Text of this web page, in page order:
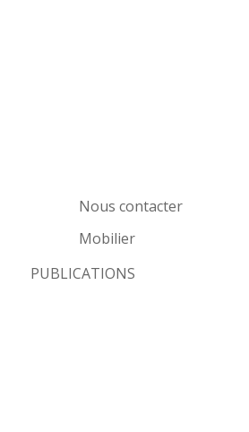
Nous contacter
Mobilier
PUBLICATIONS